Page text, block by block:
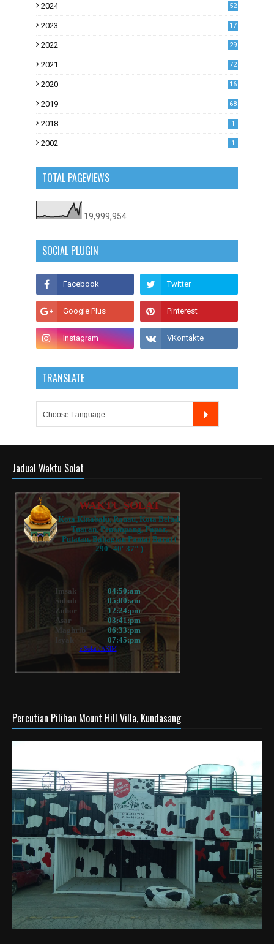
2024 52
2023
17
2022
29
2021
72
2020
16
2019
68
2018 1
2002 1
TOTAL PAGEVIEWS
19,999,954
SOCIAL PLUGIN
TRANSLATE
Jadual Waktu Solat
Percutian Pilihan Mount Hill Villa, Kundasang